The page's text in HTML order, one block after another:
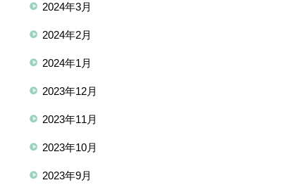
2024年3月
2024年2月
2024年1月
2023年12月
2023年11月
2023年10月
2023年9月